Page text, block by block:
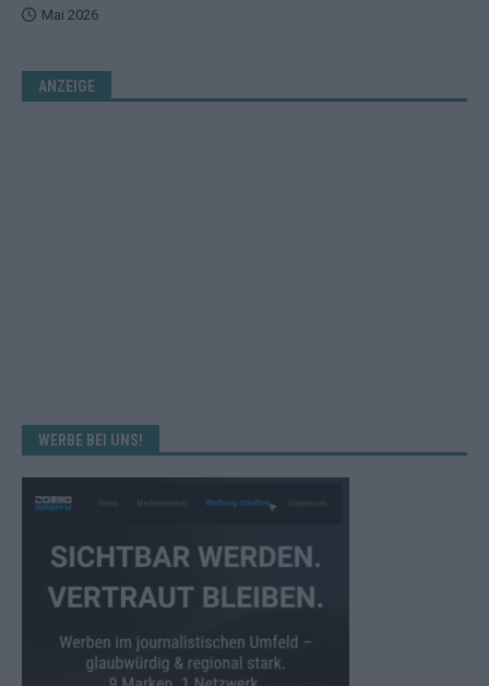
Mai 2026
ANZEIGE
WERBE BEI UNS!